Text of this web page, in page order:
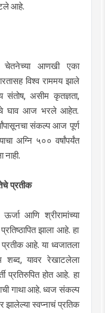
आहे.
चेतनेच्या आणखी एका
विश्व राममय झाले
संतोष, असीम कृतज्ञता,
घाव आज भरले आहेत.
संकल्प आज पूर्ण
अग्नि ५०० वर्षांपर्यंत
नाही.
प्रतीक
आणि श्रीरामांच्या
प्रतिष्ठापित झाला आहे. हा
आहे. या ध्वजातला
शब्द, यावर रेखाटलेला
प्रतिरुपित होत आहे. हा
गाथा आहे. ध्वज संकल्प
स्वप्नाचं प्रतिक